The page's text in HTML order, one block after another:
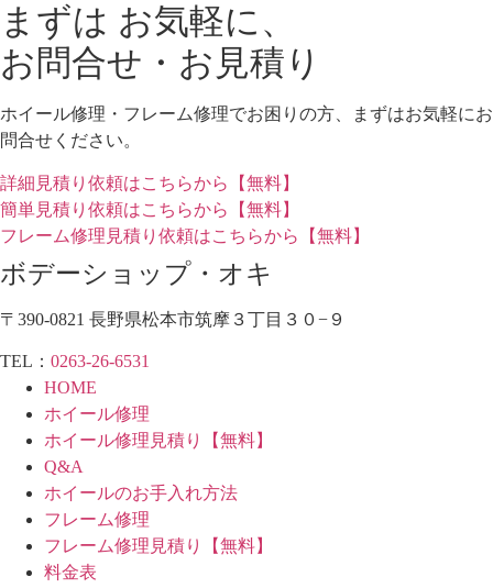
まずは お気軽に、
お問合せ・お見積り
ホイール修理・フレーム修理でお困りの方、まずはお気軽にお
問合せください。
詳細見積り依頼はこちらから【無料】
簡単見積り依頼はこちらから【無料】
フレーム修理見積り依頼はこちらから【無料】
ボデーショップ・オキ
〒390-0821 長野県松本市筑摩３丁目３０−９
TEL： 0263-26-6531
HOME
ホイール修理
ホイール修理見積り【無料】
Q&A
ホイールのお手入れ方法
フレーム修理
フレーム修理見積り【無料】
料金表